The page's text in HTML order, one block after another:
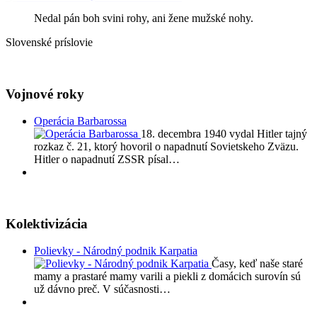
Nedal pán boh svini rohy, ani žene mužské nohy.
Slovenské príslovie
Vojnové roky
Operácia Barbarossa
18. decembra 1940 vydal Hitler tajný
rozkaz č. 21, ktorý hovoril o napadnutí Sovietskeho Zväzu.
Hitler o napadnutí ZSSR písal…
Kolektivizácia
Polievky - Národný podnik Karpatia
Časy, keď naše staré
mamy a prastaré mamy varili a piekli z domácich surovín sú
už dávno preč. V súčasnosti…